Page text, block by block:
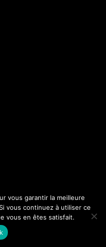
vous garantir la meilleure
vous continuez à utiliser ce
vous en êtes satisfait.